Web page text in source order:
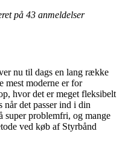
på 43 anmeldelser
nu til dags en lang række
mest moderne er for
hvor det er meget fleksibelt
det passer ind i din
super problemfri, og mange
ved køb af Styrbånd